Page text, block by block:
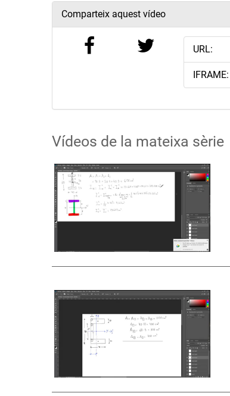
Comparteix aquest vídeo
URL:
IFRAME:
Vídeos de la mateixa sèrie